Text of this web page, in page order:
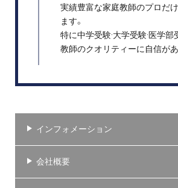
実績豊富な家庭教師のプロだ
ます。
特に中学受験·大学受験·医学部
教師のクオリティーに自信があ
インフォメーション
会社概要